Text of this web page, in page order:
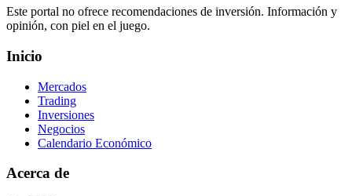
Este portal no ofrece recomendaciones de inversión. Información y
opinión, con piel en el juego.
Inicio
Mercados
Trading
Inversiones
Negocios
Calendario Económico
Acerca de